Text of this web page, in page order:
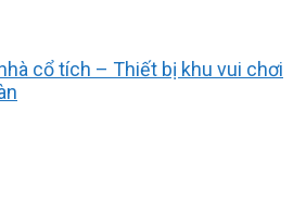
cổ tích – Thiết bị khu vui chơi